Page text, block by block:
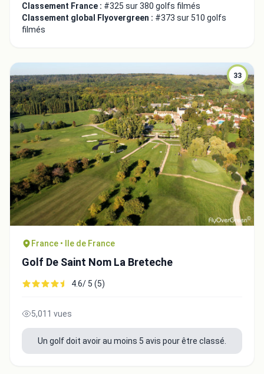
Classement France : #325 sur 380 golfs filmés
Classement global Flyovergreen : #373 sur 510 golfs
filmés
33
France • Ile de France
Golf De Saint Nom La Breteche
4.6/ 5 (5)
5,011 vues
Un golf doit avoir au moins 5 avis pour être classé.